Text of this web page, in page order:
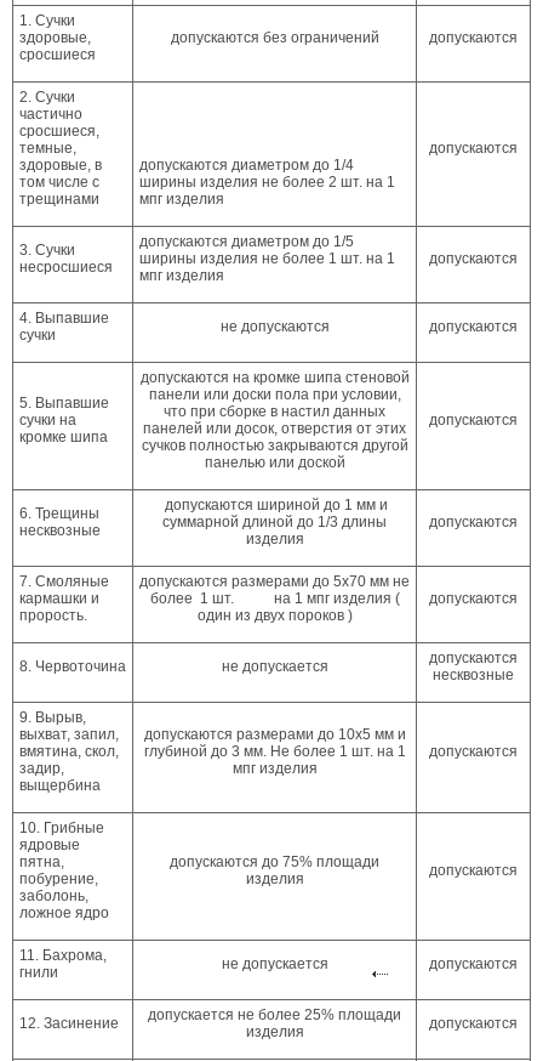
1. Сучки
здоровые,
сросшиеся
допускаются без ограничений допускаются
2. Сучки
частично
сросшиеся,
темные,
здоровые, в
том числе с
трещинами
допускаются диаметром до 1/4
ширины изделия не более 2 шт. на 1
мпг изделия
допускаются
3. Сучки
несросшиеся
допускаются диаметром до 1/5
ширины изделия не более 1 шт. на 1
мпг изделия
допускаются
4. Выпавшие
сучки
не допускаются допускаются
5. Выпавшие
сучки на
кромке шипа
допускаются на кромке шипа стеновой
панели или доски пола при условии,
что при сборке в настил данных
панелей или досок, отверстия от этих
сучков полностью закрываются другой
панелью или доской
допускаются
6. Трещины
несквозные
допускаются шириной до 1 мм и
суммарной длиной до 1/3 длины
изделия
допускаются
7. Смоляные
кармашки и
прорость.
допускаются размерами до 5х70 мм не
более 1 шт. на 1 мпг изделия (
один из двух пороков )
допускаются
8. Червоточина не допускается
допускаются
несквозные
9. Вырыв,
выхват, запил,
вмятина, скол,
задир,
выщербина
допускаются размерами до 10х5 мм и
глубиной до 3 мм. Не более 1 шт. на 1
мпг изделия
допускаются
10. Грибные
ядровые
пятна,
побурение,
заболонь,
ложное ядро
допускаются до 75% площади
изделия
допускаются
11. Бахрома,
гнили
не допускается допускаются
12. Засинение
допускается не более 25% площади
изделия
допускаются